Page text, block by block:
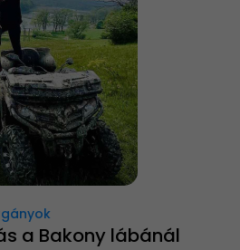
a Bakony lábánál